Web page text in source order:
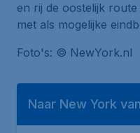
en rij de oostelijk route
met als mogelijke
Foto's: © NewYork.nl
Naar New York